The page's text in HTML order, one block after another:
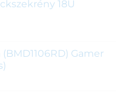
18U
Gamer